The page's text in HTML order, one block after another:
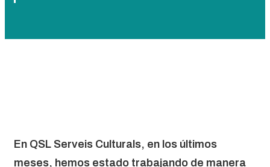
En QSL Serveis Culturals, en los últimos
meses, hemos estado trabajando de manera